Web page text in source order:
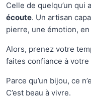
Celle de quelqu’un qui
écoute. Un artisan
pierre, une émotion,
Alors, prenez votre
faites confiance à
Parce qu’un bijou, ce
C’est beau à vivre.